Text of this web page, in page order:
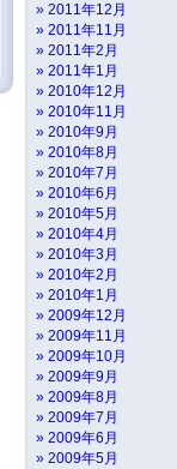
2011年12月
2011年11月
2011年2月
2011年1月
2010年12月
2010年11月
2010年9月
2010年8月
2010年7月
2010年6月
2010年5月
2010年4月
2010年3月
2010年2月
2010年1月
2009年12月
2009年11月
2009年10月
2009年9月
2009年8月
2009年7月
2009年6月
2009年5月